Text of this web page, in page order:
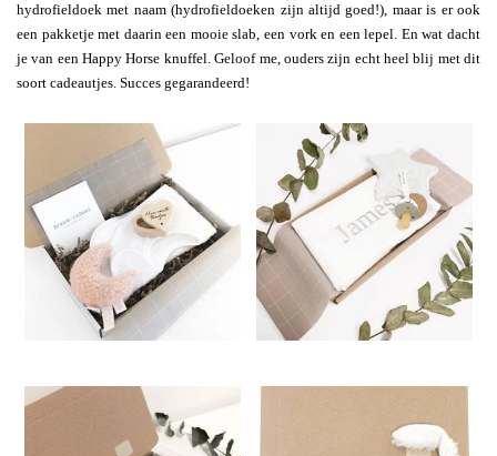
hydrofieldoek met naam (hydrofieldoeken zijn altijd goed!), maar is er ook
een pakketje met daarin een mooie slab, een vork en een lepel. En wat dacht
je van een Happy Horse knuffel. Geloof me, ouders zijn echt heel blij met dit
soort cadeautjes. Succes gegarandeerd!